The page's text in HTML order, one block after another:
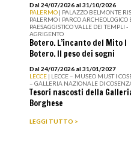
Dal 24/07/2026 al 31/10/2026
PALERMO | PALAZZO BELMONTE
PALERMO I PARCO ARCHEOLOGICO
PAESAGGISTICO VALLE DEI TEMPLI -
AGRIGENTO
Botero. L’incanto del Mito I
Botero. Il peso dei sogni
Dal 24/07/2026 al 31/01/2027
LECCE | LECCE – MUSEO MUST I
– GALLERIA NAZIONALE DI
Tesori nascosti della
Borghese
LEGGI TUTTO >